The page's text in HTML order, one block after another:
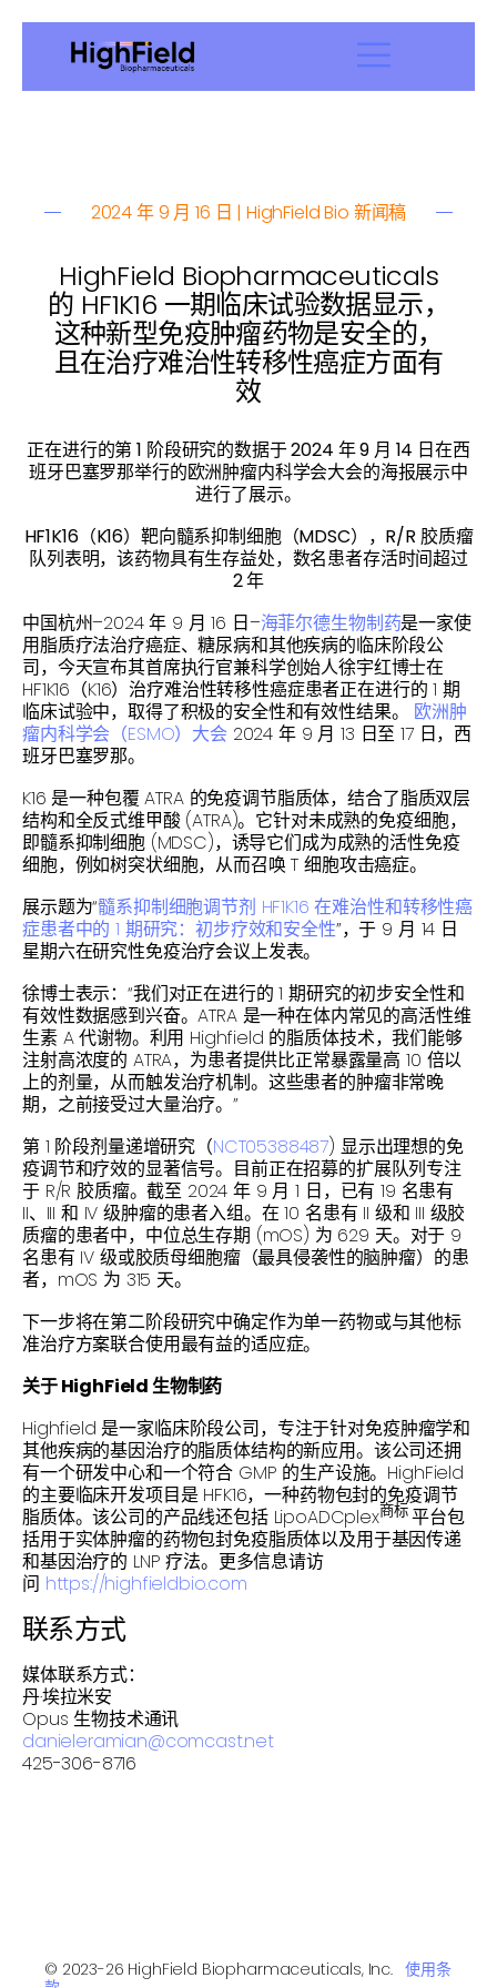
2024 年 9 月 16 日 | HighField Bio 新闻稿
HighField Biopharmaceuticals
的 HF1K16 一期临床试验数据显示，
这种新型免疫肿瘤药物是安全的，
且在治疗难治性转移性癌症方面有
效
正在进行的第 1 阶段研究的数据于 2024 年 9 月 14 日在西
班牙巴塞罗那举行的欧洲肿瘤内科学会大会的海报展示中
进行了展示。
HF1K16（K16）靶向髓系抑制细胞（MDSC），R/R 胶质瘤
队列表明，该药物具有生存益处，数名患者存活时间超过
2 年
中国杭州–2024 年 9 月 16 日–海菲尔德生物制药是一家使
用脂质疗法治疗癌症、糖尿病和其他疾病的临床阶段公
司，今天宣布其首席执行官兼科学创始人徐宇红博士在
HF1K16（K16）治疗难治性转移性癌症患者正在进行的 1 期
临床试验中，取得了积极的安全性和有效性结果。 欧洲肿
瘤内科学会（ESMO）大会 2024 年 9 月 13 日至 17 日，西
班牙巴塞罗那。
K16 是一种包覆 ATRA 的免疫调节脂质体，结合了脂质双层
结构和全反式维甲酸 (ATRA)。它针对未成熟的免疫细胞，
即髓系抑制细胞 (MDSC)，诱导它们成为成熟的活性免疫
细胞，例如树突状细胞，从而召唤 T 细胞攻击癌症。
展示题为“髓系抑制细胞调节剂 HF1K16 在难治性和转移性癌
症患者中的 1 期研究：初步疗效和安全性”，于 9 月 14 日
星期六在研究性免疫治疗会议上发表。
徐博士表示：“我们对正在进行的 1 期研究的初步安全性和
有效性数据感到兴奋。ATRA 是一种在体内常见的高活性维
生素 A 代谢物。利用 Highfield 的脂质体技术，我们能够
注射高浓度的 ATRA，为患者提供比正常暴露量高 10 倍以
上的剂量，从而触发治疗机制。这些患者的肿瘤非常晚
期，之前接受过大量治疗。”
第 1 阶段剂量递增研究（NCT05388487) 显示出理想的免
疫调节和疗效的显著信号。目前正在招募的扩展队列专注
于 R/R 胶质瘤。截至 2024 年 9 月 1 日，已有 19 名患有
II、III 和 IV 级肿瘤的患者入组。在 10 名患有 II 级和 III 级胶
质瘤的患者中，中位总生存期 (mOS) 为 629 天。对于 9
名患有 IV 级或胶质母细胞瘤（最具侵袭性的脑肿瘤）的患
者，mOS 为 315 天。
下一步将在第二阶段研究中确定作为单一药物或与其他标
准治疗方案联合使用最有益的适应症。
关于 HighField 生物制药
Highfield 是一家临床阶段公司，专注于针对免疫肿瘤学和
其他疾病的基因治疗的脂质体结构的新应用。该公司还拥
有一个研发中心和一个符合 GMP 的生产设施。HighField
的主要临床开发项目是 HFK16，一种药物包封的免疫调节
脂质体。该公司的产品线还包括 LipoADCplex商标平台包
括用于实体肿瘤的药物包封免疫脂质体以及用于基因传递
和基因治疗的 LNP 疗法。更多信息请访
问 https://highfieldbio.com
联系方式
媒体联系方式：
丹·埃拉米安
Opus 生物技术通讯
danieleramian@comcast.net
425-306-8716
© 2023-26 HighField Biopharmaceuticals, Inc.使用条